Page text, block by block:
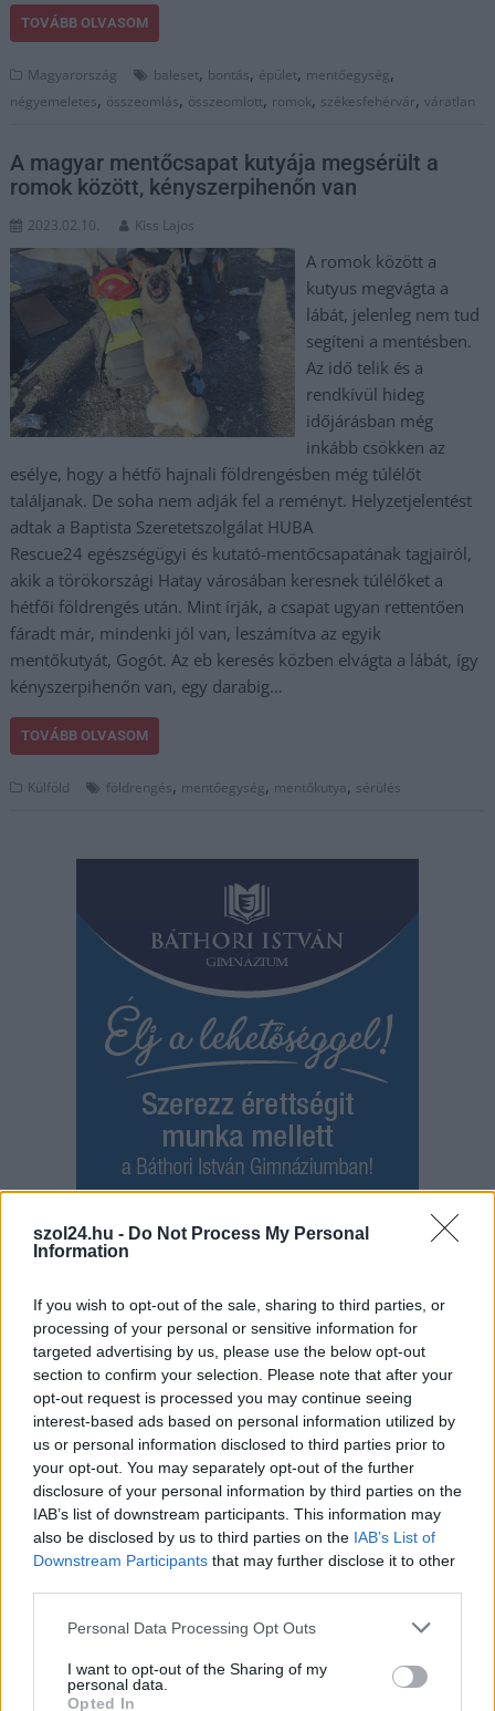
szol24.hu - Do Not Process My Personal
Information
If you wish to opt-out of the sale, sharing to third parties, or
processing of your personal or sensitive information for
targeted advertising by us, please use the below opt-out
section to confirm your selection. Please note that after your
opt-out request is processed you may continue seeing
interest-based ads based on personal information utilized by
us or personal information disclosed to third parties prior to
your opt-out. You may separately opt-out of the further
disclosure of your personal information by third parties on the
IAB’s list of downstream participants. This information may
also be disclosed by us to third parties on the IAB’s List of
Downstream Participants that may further disclose it to other
Please note that this website/app uses one or more Google
not limited to your visit or usage behaviour. You may click to
grant or deny consent to Google and its third-party tags to
Personal Data Processing Opt Outs
I want to opt-out of the Sharing of my
personal data.
Opted In
TOVÁBB OLVASOM
Magyarország baleset, bontás, épület, mentőegység,
négyemeletes, összeomlás, összeomlott, romok, székesfehérvár,váratlan
A magyar mentőcsapat kutyája megsérült a
romok között, kényszerpihenőn van
2023.02.10. Kiss Lajos
A romok között a
kutyus megvágta a
lábát, jelenleg nem tud
segíteni a mentésben.
Az idő telik és a
rendkívül hideg
időjárásban még
inkább csökken az
esélye, hogy a hétfő hajnali földrengésben még túlélőt
találjanak. De soha nem adják fel a reményt. Helyzetjelentést
adtak a Baptista Szeretetszolgálat HUBA
Rescue24 egészségügyi és kutató-mentőcsapatának tagjairól,
akik a törökországi Hatay városában keresnek túlélőket a
hétfői földrengés után. Mint írják, a csapat ugyan rettentően
fáradt már, mindenki jól van, leszámítva az egyik
mentőkutyát, Gogót. Az eb keresés közben elvágta a lábát, így
kényszerpihenőn van, egy darabig…
TOVÁBB OLVASOM
Külföld földrengés, mentőegység, mentőkutya, sérülés
Adja meg keresztnevét:
Adja
meg e-mail címét:
Megismertem és elfogadom aGDPR-szabályzatot
Nem szeretne lemaradni semmiről? Csak egy kattintás, és hírlevelünk a
legfrissebb információkkal és exkluzív tartalmakkal hétről hétre
postaládájába érkezik!
A SZOL24 legfrissebb 24 cikke
Már magasabb szinten is nyomoznak Szijjártó
büntetőügyében, vesztegetés miatt 3 év letöltendőt kaphat és
ez csak az egyik botrány